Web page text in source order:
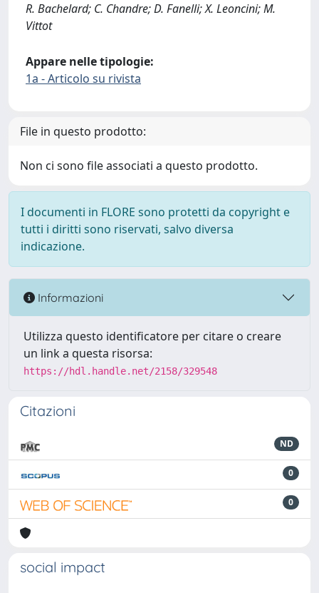
R. Bachelard; C. Chandre; D. Fanelli; X. Leoncini; M.
Vittot
Appare nelle tipologie:
1a - Articolo su rivista
File in questo prodotto:
Non ci sono file associati a questo prodotto.
I documenti in FLORE sono protetti da copyright e
tutti i diritti sono riservati, salvo diversa
indicazione.
Informazioni
Utilizza questo identificatore per citare o creare
un link a questa risorsa:
https://hdl.handle.net/2158/329548
Citazioni
ND
0
0
social impact